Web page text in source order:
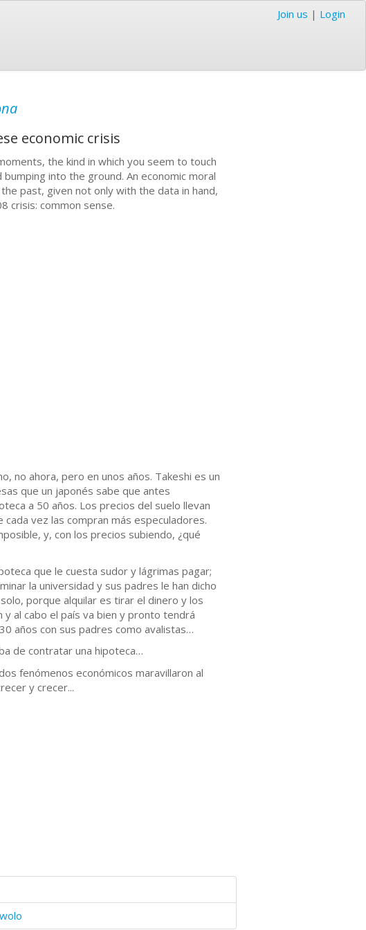
Join us | Login
economic crisis
the kind in which you seem to touch
into the ground. An economic moral
past, given not only with the data in hand,
crisis: common sense.
no ahora, pero en unos años. Takeshi es un
que un japonés sabe que antes
a 50 años. Los precios del suelo llevan
vez las compran más especuladores.
y, con los precios subiendo, ¿qué
que le cuesta sudor y lágrimas pagar;
la universidad y sus padres le han dicho
porque alquilar es tirar el dinero y los
y al cabo el país va bien y pronto tendrá
años con sus padres como avalistas…
de contratar una hipoteca…
fenómenos económicos maravillaron al
y crecer...